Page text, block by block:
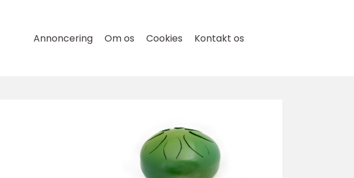
Annoncering Om os Cookies Kontakt os